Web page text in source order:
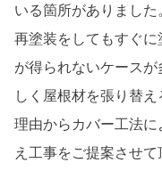
いる箇所がありまし
再塗装をしてもすぐ
が得られないケース
しく屋根材を張り替
理由からカバー工法
え工事をご提案させ